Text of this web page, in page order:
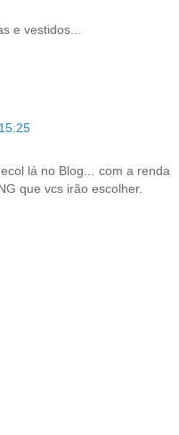
e vestidos...
lá no Blog... com a renda
que vcs irão escolher.